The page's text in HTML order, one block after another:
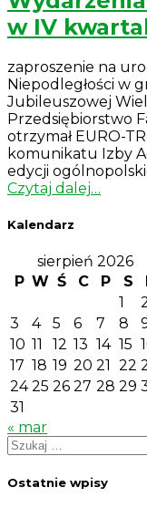
w IV
zaproszenie na
Niepodległości w
Jubileuszowej
Przedsiębiorstwo
otrzymał EURO-
komunikatu Izby
edycji
Czytaj dalej…
Kalendarz
sierpień 2026
P W Ś C P S
1
2
3
4 5 6 7 8
10 11 12 13 14 15
17 18 19 20 21 22
24 25 26 27 28 29
31
« mar
Szukaj:
Ostatnie wpisy